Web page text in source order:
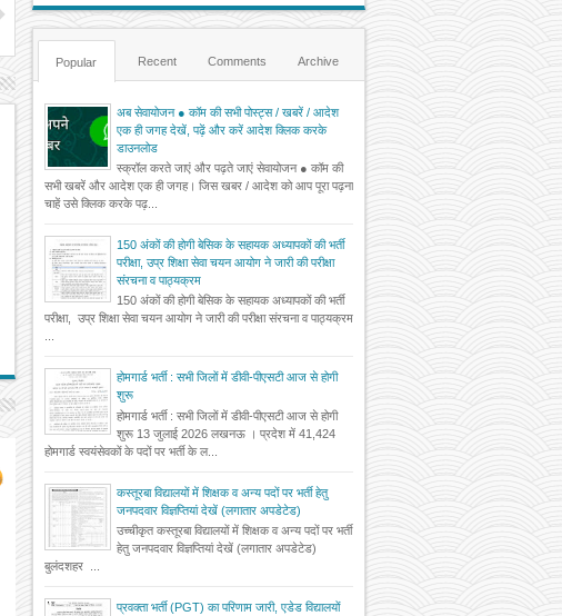
Popular Recent Comments Archive
अब सेवायोजन ● कॉम की सभी पोस्ट्स / खबरें / आदेश
एक ही जगह देखें, पढ़ें और करें आदेश क्लिक करके
डाउनलोड
स्क्रॉल करते जाएं और पढ़ते जाएं सेवायोजन ● कॉम की
सभी खबरें और आदेश एक ही जगह। जिस खबर / आदेश को आप पूरा पढ़ना
चाहें उसे क्लिक करके पढ़...
150 अंकों की होगी बेसिक के सहायक अध्यापकों की भर्ती
परीक्षा, उप्र शिक्षा सेवा चयन आयोग ने जारी की परीक्षा
संरचना व पाठ्यक्रम
150 अंकों की होगी बेसिक के सहायक अध्यापकों की भर्ती
परीक्षा, उप्र शिक्षा सेवा चयन आयोग ने जारी की परीक्षा संरचना व पाठ्यक्रम
होमगार्ड भर्ती : सभी जिलों में डीवी-पीएसटी आज से होगी
शुरू
होमगार्ड भर्ती : सभी जिलों में डीवी-पीएसटी आज से होगी
शुरू 13 जुलाई 2026 लखनऊ । प्रदेश में 41,424
होमगार्ड स्वयंसेवकों के पदों पर भर्ती के ल...
कस्तूरबा विद्यालयों में शिक्षक व अन्य पदों पर भर्ती हेतु
जनपदवार विज्ञप्तियां देखें (लगातार अपडेटेड)
उच्चीकृत कस्तूरबा विद्यालयों में शिक्षक व अन्य पदों पर भर्ती
हेतु जनपदवार विज्ञप्तियां देखें (लगातार अपडेटेड)
बुलंदशहर ...
प्रवक्ता भर्ती (PGT) का परिणाम जारी, एडेड विद्यालयों